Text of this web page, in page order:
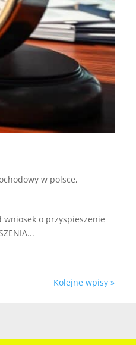
w polsce,
wniosek o przyspieszenie
Kolejne wpisy »